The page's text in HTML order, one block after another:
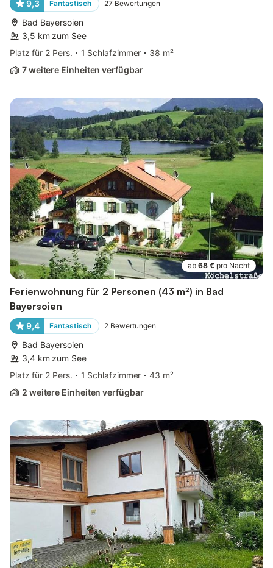
9,3
Fantastisch 27 Bewertungen
Bad Bayersoien
3,5 km zum See
Platz für 2 Pers.
1 Schlafzimmer
38 m²
7 weitere Einheiten verfügbar
ab 68 € pro Nacht
Ferienwohnung für 2 Personen (43 m²) in Bad
Bayersoien
9,4 Fantastisch 2 Bewertungen
Bad Bayersoien
3,4 km zum See
Platz für 2 Pers.
1 Schlafzimmer
43 m²
2 weitere Einheiten verfügbar